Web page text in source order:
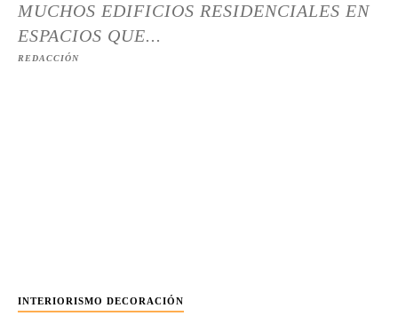
MUCHOS EDIFICIOS RESIDENCIALES EN
ESPACIOS QUE...
REDACCIÓN
INTERIORISMO DECORACIÓN